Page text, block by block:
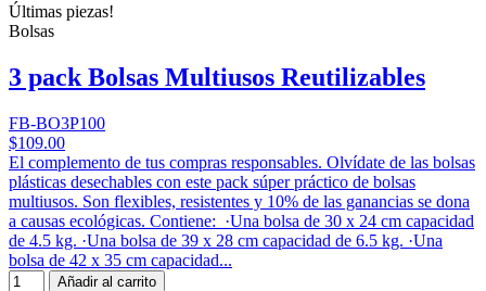
Últimas piezas!
Bolsas
3 pack Bolsas Multiusos Reutilizables
FB-BO3P100
$109.00
El complemento de tus compras responsables. Olvídate de las bolsas
plásticas desechables con este pack súper práctico de bolsas
multiusos. Son flexibles, resistentes y 10% de las ganancias se dona
a causas ecológicas. Contiene: ·Una bolsa de 30 x 24 cm capacidad
de 4.5 kg. ·Una bolsa de 39 x 28 cm capacidad de 6.5 kg. ·Una
bolsa de 42 x 35 cm capacidad...
Añadir al carrito